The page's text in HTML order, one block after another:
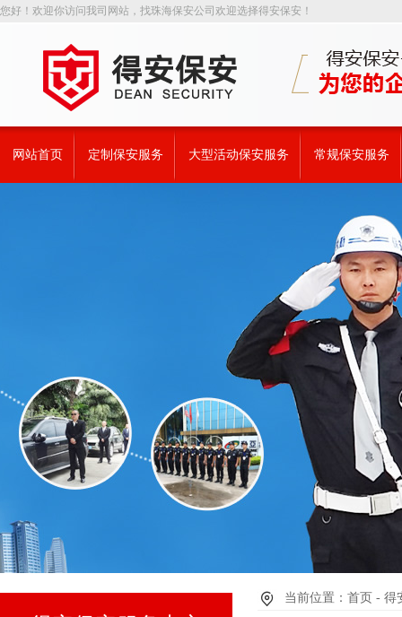
您好！欢迎你访问我司网站，找珠海保安公司欢迎选择得安保安！
网站首页 定制保安服务 大型活动保安服务 常规保安服务
当前位置：首页 -